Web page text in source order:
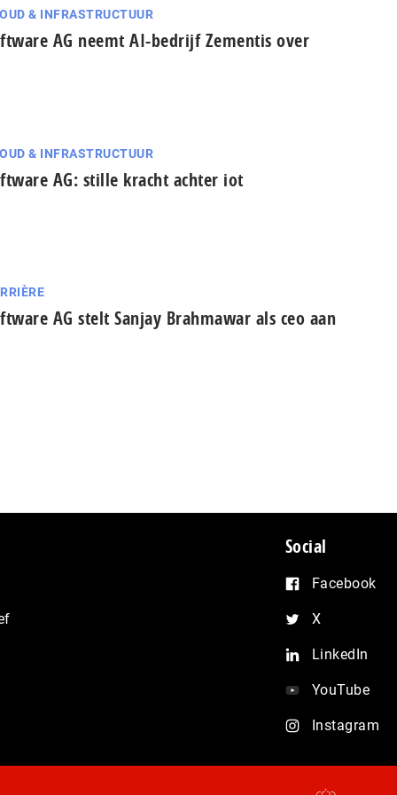
& INFRASTRUCTUUR
AG neemt AI-bedrijf Zementis over
& INFRASTRUCTUUR
AG: stille kracht achter iot
AG stelt Sanjay Brahmawar als ceo aan
Social
Facebook
X
LinkedIn
YouTube
Instagram